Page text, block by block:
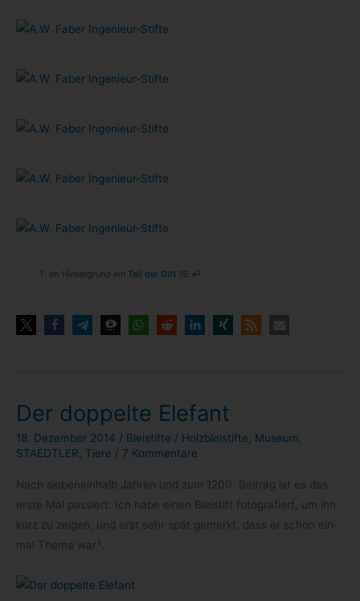
Im Hin­ter­grund ein Teil der DIN 15. ↩
Der doppelte Elefant
18. Dezember 2014 / Bleistifte / Holzbleistifte, Museum,
STAEDTLER, Tiere / 7 Kommentare
Nach sie­ben­ein­halb Jah­ren und zum 1200. Bei­trag ist es das
erste Mal pas­siert: Ich habe einen Blei­stift foto­gra­fiert, um ihn
kurz zu zei­gen, und erst sehr spät gemerkt, dass er schon ein­
mal Thema war 1